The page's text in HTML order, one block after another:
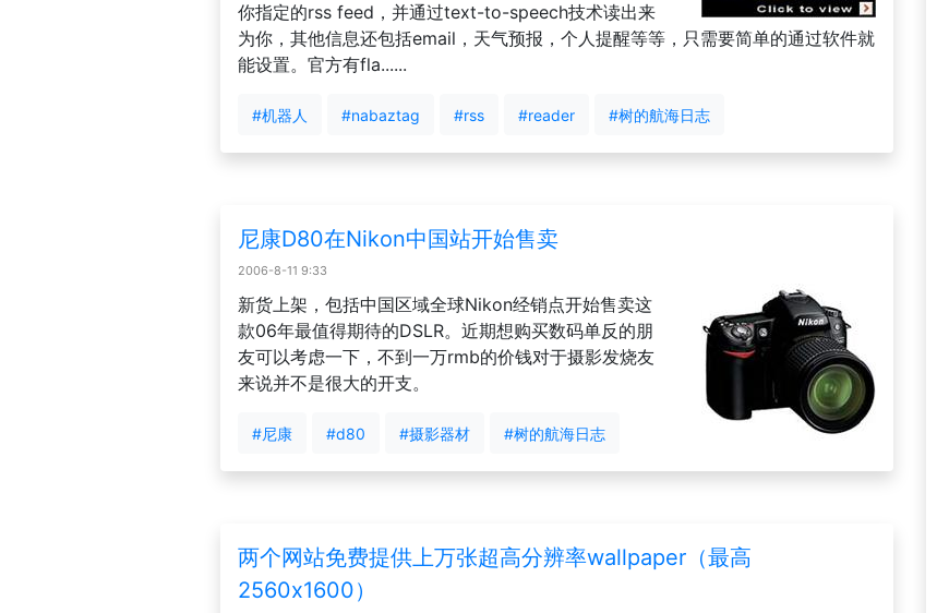
你指定的rss feed，并通过text-to-speech技术读出来
为你，其他信息还包括email，天气预报，个人提醒等等，只需要简单的通过软件就
能设置。官方有fla......
#机器人 #nabaztag #rss #reader #树的航海日志
尼康D80在Nikon中国站开始售卖
2006-8-11 9:33
新货上架，包括中国区域全球Nikon经销点开始售卖这
款06年最值得期待的DSLR。近期想购买数码单反的朋
友可以考虑一下，不到一万rmb的价钱对于摄影发烧友
来说并不是很大的开支。
#尼康 #d80 #摄影器材 #树的航海日志
两个网站免费提供上万张超高分辨率wallpaper（最高
2560x1600）